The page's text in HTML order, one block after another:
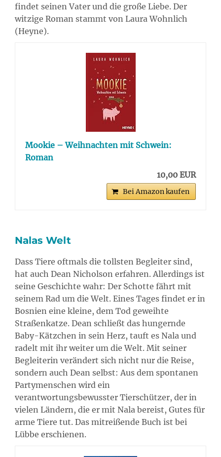
findet seinen Vater und die große Liebe. Der
witzige Roman stammt von Laura Wohnlich
(Heyne).
Mookie – Weihnachten mit Schwein:
Roman
10,00 EUR
Bei Amazon kaufen
Nalas Welt
Dass Tiere oftmals die tollsten Begleiter sind,
hat auch Dean Nicholson erfahren. Allerdings ist
seine Geschichte wahr: Der Schotte fährt mit
seinem Rad um die Welt. Eines Tages findet er in
Bosnien eine kleine, dem Tod geweihte
Straßenkatze. Dean schließt das hungernde
Baby-Kätzchen in sein Herz, tauft es Nala und
radelt mit ihr weiter um die Welt. Mit seiner
Begleiterin verändert sich nicht nur die Reise,
sondern auch Dean selbst: Aus dem spontanen
Partymenschen wird ein
verantwortungsbewusster Tierschützer, der in
vielen Ländern, die er mit Nala bereist, Gutes für
arme Tiere tut. Das mitreißende Buch ist bei
Lübbe erschienen.